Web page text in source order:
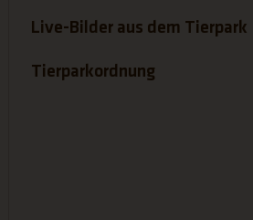
Live-Bilder aus dem Tierpark
Tierparkordnung